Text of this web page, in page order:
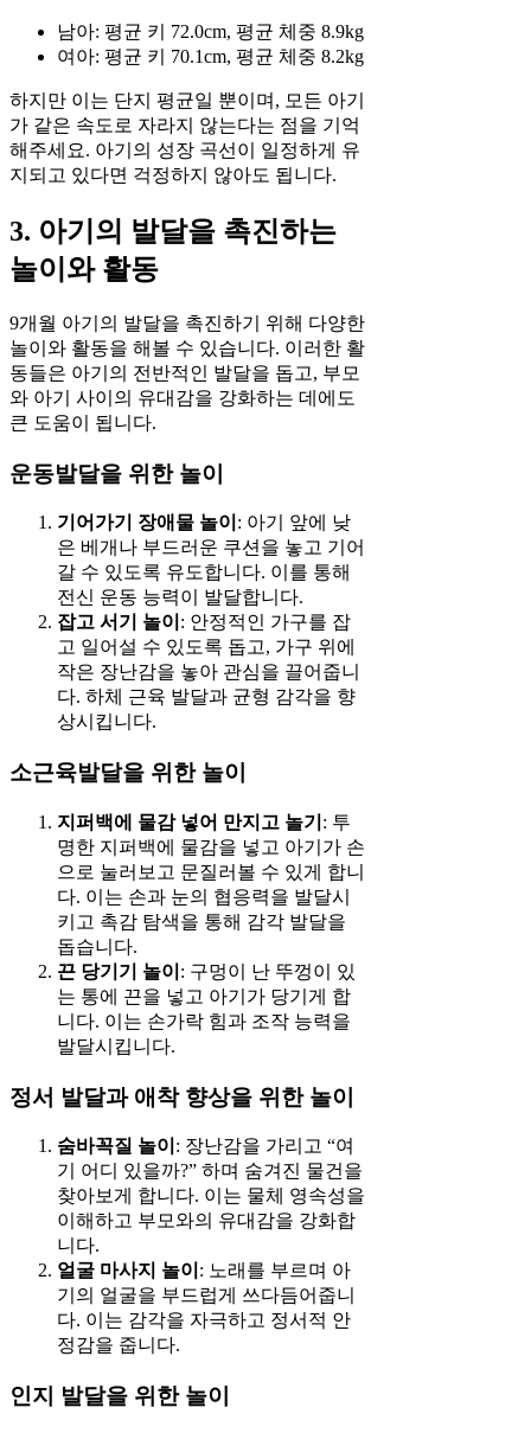
남아: 평균 키 72.0cm, 평균 체중 8.9kg
여아: 평균 키 70.1cm, 평균 체중 8.2kg
하지만 이는 단지 평균일 뿐이며, 모든 아기
가 같은 속도로 자라지 않는다는 점을 기억
해주세요. 아기의 성장 곡선이 일정하게 유
지되고 있다면 걱정하지 않아도 됩니다.
3. 아기의 발달을 촉진하는
놀이와 활동
9개월 아기의 발달을 촉진하기 위해 다양한
놀이와 활동을 해볼 수 있습니다. 이러한 활
동들은 아기의 전반적인 발달을 돕고, 부모
와 아기 사이의 유대감을 강화하는 데에도
큰 도움이 됩니다.
운동발달을 위한 놀이
기어가기 장애물 놀이 : 아기 앞에 낮
은 베개나 부드러운 쿠션을 놓고 기어
갈 수 있도록 유도합니다. 이를 통해
전신 운동 능력이 발달합니다.
잡고 서기 놀이 : 안정적인 가구를 잡
고 일어설 수 있도록 돕고, 가구 위에
작은 장난감을 놓아 관심을 끌어줍니
다. 하체 근육 발달과 균형 감각을 향
상시킵니다.
소근육발달을 위한 놀이
지퍼백에 물감 넣어 만지고 놀기 : 투
명한 지퍼백에 물감을 넣고 아기가 손
으로 눌러보고 문질러볼 수 있게 합니
다. 이는 손과 눈의 협응력을 발달시
키고 촉감 탐색을 통해 감각 발달을
돕습니다.
끈 당기기 놀이 : 구멍이 난 뚜껑이 있
는 통에 끈을 넣고 아기가 당기게 합
니다. 이는 손가락 힘과 조작 능력을
발달시킵니다.
정서 발달과 애착 향상을 위한 놀이
숨바꼭질 놀이 : 장난감을 가리고 “여
기 어디 있을까?” 하며 숨겨진 물건을
찾아보게 합니다. 이는 물체 영속성을
이해하고 부모와의 유대감을 강화합
니다.
얼굴 마사지 놀이 : 노래를 부르며 아
기의 얼굴을 부드럽게 쓰다듬어줍니
다. 이는 감각을 자극하고 정서적 안
정감을 줍니다.
인지 발달을 위한 놀이